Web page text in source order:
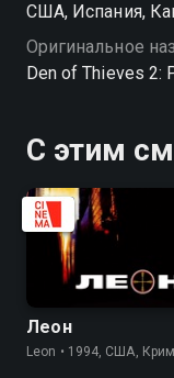
США, Испания,
Оригинальное
Den of Thieves 2:
С этим
Леон
Leon • 1994, США,